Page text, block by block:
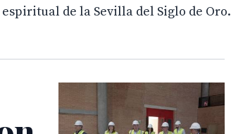
de la Sevilla del Siglo de Oro.